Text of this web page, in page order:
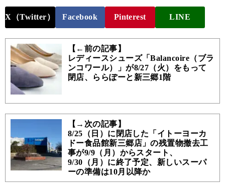
X（Twitter） Facebook Pinterest LINE
【←前の記事】
レディースシューズ「Balancoire（ブラ
ンコワール）」が8/27（火）をもって
閉店、ららぽーと新三郷1階
【→次の記事】
8/25（日）に閉店した「イトーヨーカ
ドー食品館新三郷店」の残置物撤去工
事が9/9（月）からスタート、
9/30（月）に終了予定、新しいスーパ
ーの準備は10月以降か